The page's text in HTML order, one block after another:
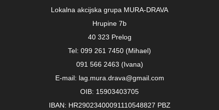
Lokalna akcijska grupa MURA-DRAVA
Hrupine 7b
40 323 Prelog
Tel: 099 261 7450 (Mihael)
091 566 2463 (Ivana)
E-mail: lag.mura.drava@gmail.com
OIB: 15903403705
IBAN: HR29023400091110548827 PBZ